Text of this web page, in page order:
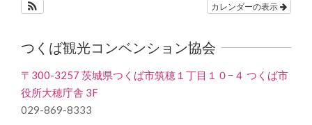
カレンダーの表示
つくば観光コンベンション協会
〒300-3257 茨城県つくば市筑穂１丁目１０−４ つくば市
役所大穂庁舎 3F
029-869-8333